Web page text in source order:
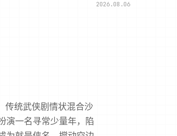
2026.08.06
传统武侠剧情状混合沙
演一名寻常少量年，陷